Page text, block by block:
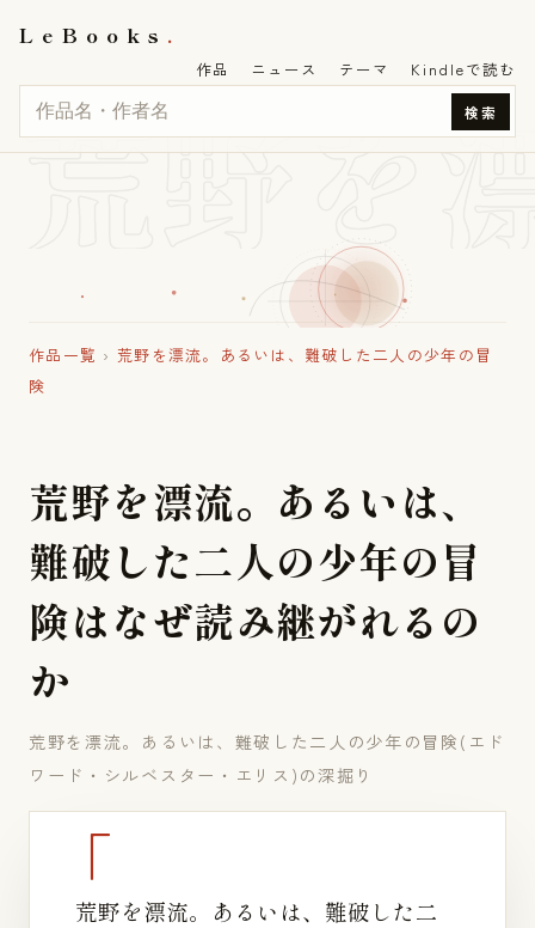
LeBooks
検索
作品 ニュース テーマ Kindleで読む
荒野を
作品一覧 › 荒野を漂流。あるいは、難破した二人の少年の冒
険
荒野を漂流。 あ る いは、
難破した二人の少年の冒
険はなぜ読み継がれる の
か
荒野を漂流。あるいは、難破した二人の少年の冒険(エド
ワード・シルベスター・エリス)の深掘り
荒野を漂流。あるいは、難破した二